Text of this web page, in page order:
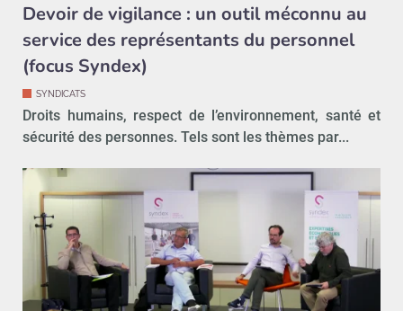
Devoir de vigilance : un outil méconnu au
service des représentants du personnel
(focus Syndex)
SYNDICATS
Droits humains, respect de l’environnement, santé et
sécurité des personnes. Tels sont les thèmes par...